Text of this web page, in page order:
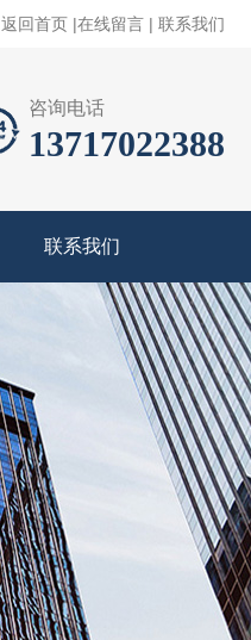
返回首页 |在线留言 | 联系我们
咨询电话
13717022388
联系我们